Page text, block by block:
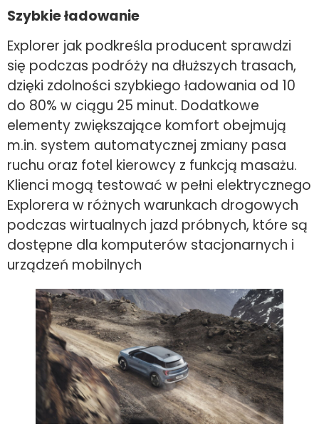
Szybkie ładowanie
Explorer jak podkreśla producent sprawdzi
się podczas podróży na dłuższych trasach,
dzięki zdolności szybkiego ładowania od 10
do 80% w ciągu 25 minut. Dodatkowe
elementy zwiększające komfort obejmują
m.in. system automatycznej zmiany pasa
ruchu oraz fotel kierowcy z funkcją masażu.
Klienci mogą testować w pełni elektrycznego
Explorera w różnych warunkach drogowych
podczas wirtualnych jazd próbnych, które są
dostępne dla komputerów stacjonarnych i
urządzeń mobilnych